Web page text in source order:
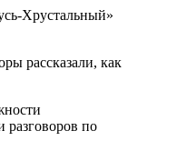
Хрустальный»
рассказали, как
разговоров по